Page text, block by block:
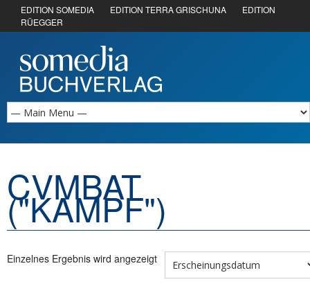
EDITION SOMEDIA EDITION TERRA GRISCHUNA
EDITION
RÜEGGER
CVMBAT
("KAMPF")
Einzelnes Ergebnis wird angezeigt